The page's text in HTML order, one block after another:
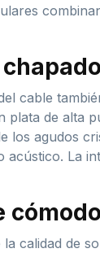
cable
plata de alta
los agudos
acústico. La
cómodo
la calidad de